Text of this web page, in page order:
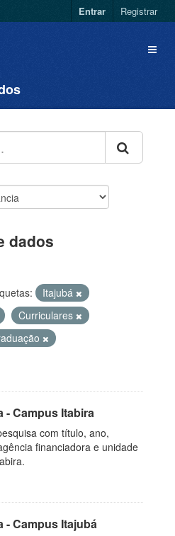
Entrar Registrar
dados
Itajubá
Curriculares
- Campus Itabira
com título, ano,
financiadora e unidade
- Campus Itajubá